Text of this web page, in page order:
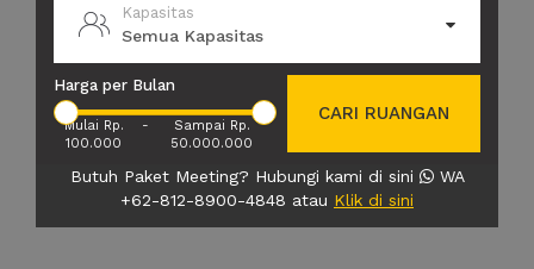
Kapasitas
Semua Kapasitas
Harga per Bulan
Mulai Rp.
100.000
-
Sampai Rp.
50.000.000
CARI RUANGAN
Butuh Paket Meeting? Hubungi kami di sini
WA
+62-812-8900-4848 atau Klik di sini